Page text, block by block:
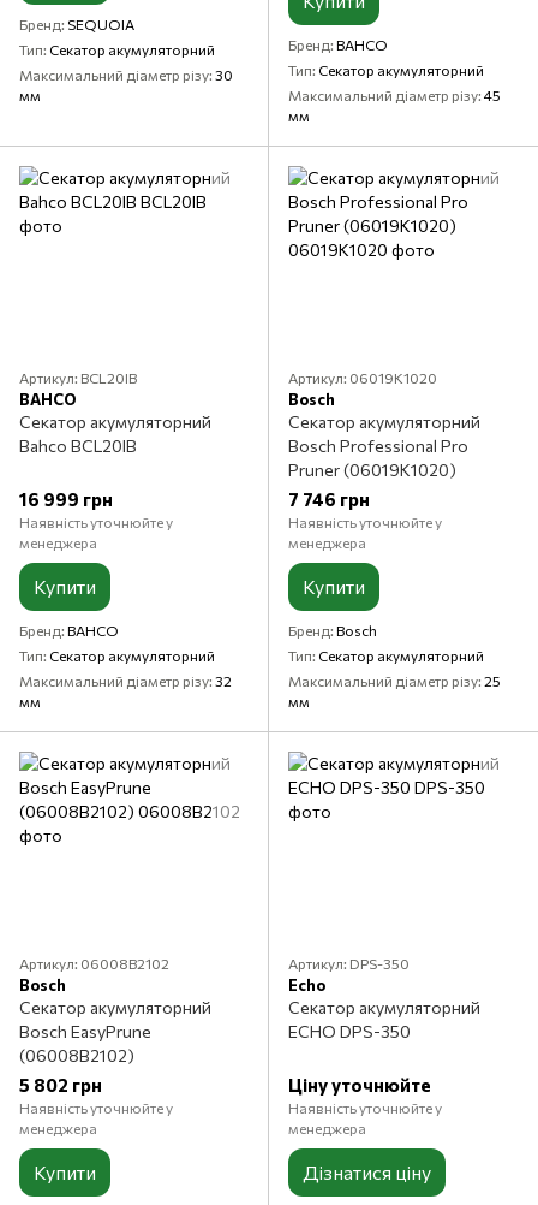
Бренд SEQUOIA
Тип Секатор акумуляторний
Максимальний діаметр різу 30
мм
Бренд BAHCO
Тип Секатор акумуляторний
Максимальний діаметр різу 45
мм
Артикул: BCL20IB
BAHCO
Секатор акумуляторний
Bahco BCL20IB
16 999 грн
Наявність уточнюйте у
менеджера
Купити
Бренд BAHCO
Тип Секатор акумуляторний
Максимальний діаметр різу 32
мм
Артикул: 06019K1020
Bosch
Секатор акумуляторний
Bosch Professional Pro
Pruner (06019K1020)
7 746 грн
Наявність уточнюйте у
менеджера
Купити
Бренд Bosch
Тип Секатор акумуляторний
Максимальний діаметр різу 25
мм
Артикул: 06008B2102
Bosch
Секатор акумуляторний
Bosch EasyPrune
(06008B2102)
5 802 грн
Наявність уточнюйте у
менеджера
Купити
Артикул: DPS-350
Echo
Секатор акумуляторний
ECHO DPS-350
Ціну уточнюйте
Наявність уточнюйте у
менеджера
Дізнатися ціну